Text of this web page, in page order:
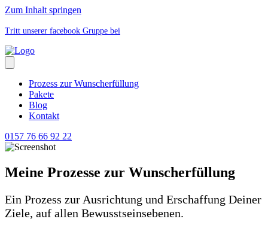
Zum Inhalt springen
Tritt unserer facebook Gruppe bei
Prozess zur Wunscherfüllung
Pakete
Blog
Kontakt
0157 76 66 92 22
Meine Prozesse zur Wunscherfüllung
Ein Prozess zur Ausrichtung und Erschaffung Deiner
Ziele, auf allen Bewusstseinsebenen.